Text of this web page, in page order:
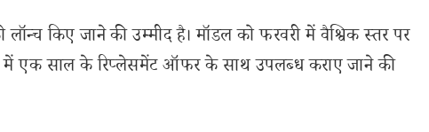
किए जाने की उम्मीद है। मॉडल को फरवरी में वैश्विक स्तर पर
में एक साल के रिप्लेसमेंट ऑफर के साथ उपलब्ध कराए जाने की